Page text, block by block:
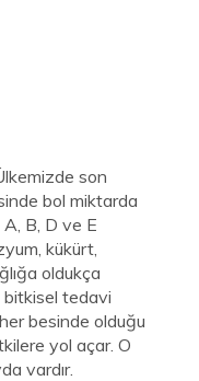
son
bol miktarda
B, D ve E
kükürt,
oldukça
bitkisel tedavi
besinde olduğu
yol açar. O
vardır.